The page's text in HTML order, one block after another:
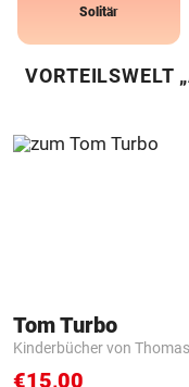
Solitär
VORTEILSWELT
Tom Turbo
Kinderbücher von
€15,00